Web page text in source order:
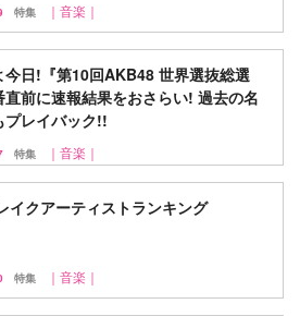
特集 ｜音楽｜
今日!『第10回AKB48 世界選抜総選
直前に速報結果をおさらい! 過去の名
プレイバック!!
特集 ｜音楽｜
イクアーティストランキング
特集 ｜音楽｜